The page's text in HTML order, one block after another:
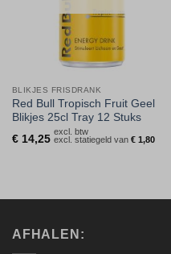
BLIKJES FRISDRANK
Red Bull Tropisch Fruit Geel
Blikjes 25cl Tray 12 Stuks
€14,25
excl. btw
excl. statiegeld van €1,80
AFHALEN: